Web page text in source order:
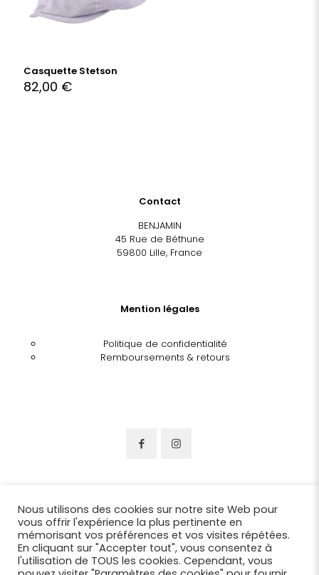
Casquette Stetson
82,00 €
Contact
BENJAMIN
45 Rue de Béthune
59800 Lille, France
Mention légales
Politique de confidentialité
Remboursements & retours
Nous utilisons des cookies sur notre site Web pour
vous offrir l'expérience la plus pertinente en
mémorisant vos préférences et vos visites répétées.
En cliquant sur "Accepter tout", vous consentez à
l'utilisation de TOUS les cookies. Cependant, vous